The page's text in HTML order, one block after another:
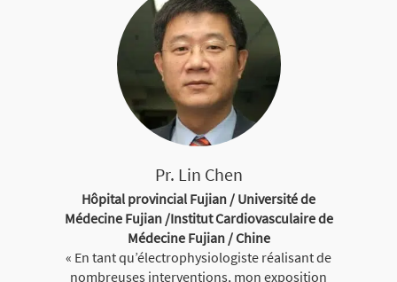
Pr. Lin Chen
Hôpital provincial Fujian / Université de
Médecine Fujian /Institut Cardiovasculaire de
Médecine Fujian / Chine
« En tant qu’électrophysiologiste réalisant de
nombreuses interventions, mon exposition